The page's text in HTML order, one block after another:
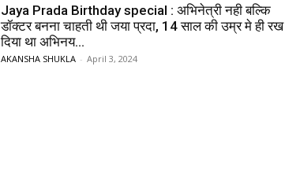
Jaya Prada Birthday special : अभिनेत्री नही बल्कि
डॉक्टर बनना चाहती थी जया प्रदा, 14 साल की उम्र मे ही रख
दिया था अभिनय...
AKANSHA SHUKLA - April 3, 2024